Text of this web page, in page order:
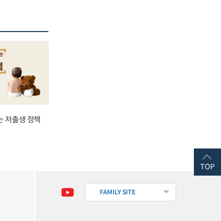
저출생 정책
FAMILY SITE
TOP